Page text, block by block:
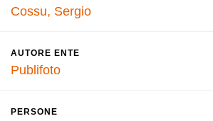
Cossu, Sergio
AUTORE ENTE
Publifoto
PERSONE